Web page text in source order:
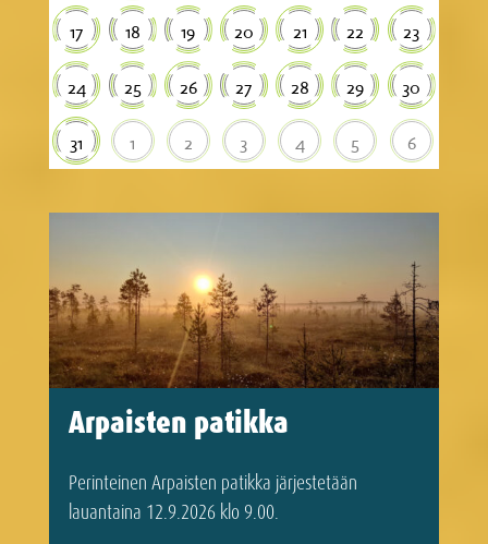
17 18 19 20 21 22 23
24 25 26 27 28 29 30
31 1 2 3 4 5 6
Arpaisten patikka
Perinteinen Arpaisten patikka järjestetään
lauantaina 12.9.2026 klo 9.00.